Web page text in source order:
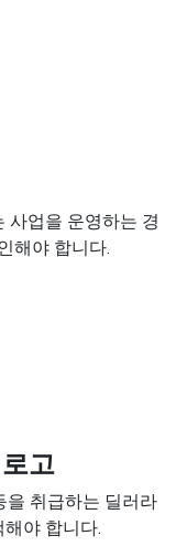
사업을 운영하는 경
해야 합니다.
고
을 취급하는 딜러라
야 합니다.